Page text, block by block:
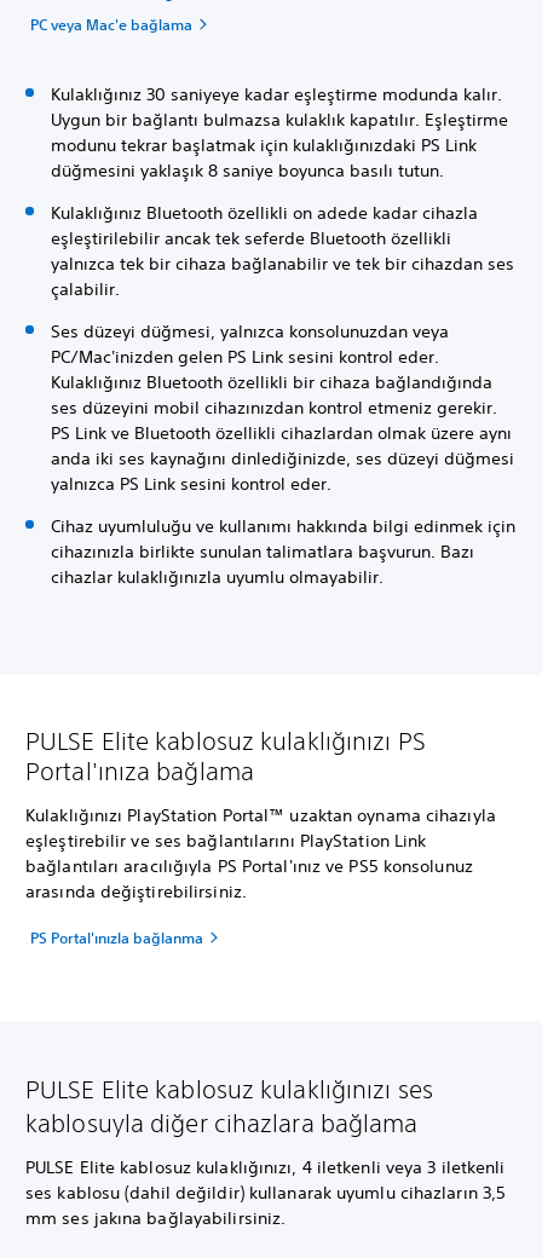
PC veya Mac'e bağlama
Kulaklığınız 30 saniyeye kadar eşleştirme modunda kalır.
Uygun bir bağlantı bulmazsa kulaklık kapatılır. Eşleştirme
modunu tekrar başlatmak için kulaklığınızdaki PS Link
düğmesini yaklaşık 8 saniye boyunca basılı tutun.
Kulaklığınız Bluetooth özellikli on adede kadar cihazla
eşleştirilebilir ancak tek seferde Bluetooth özellikli
yalnızca tek bir cihaza bağlanabilir ve tek bir cihazdan ses
çalabilir.
Ses düzeyi düğmesi, yalnızca konsolunuzdan veya
PC/Mac'inizden gelen PS Link sesini kontrol eder.
Kulaklığınız Bluetooth özellikli bir cihaza bağlandığında
ses düzeyini mobil cihazınızdan kontrol etmeniz gerekir.
PS Link ve Bluetooth özellikli cihazlardan olmak üzere aynı
anda iki ses kaynağını dinlediğinizde, ses düzeyi düğmesi
yalnızca PS Link sesini kontrol eder.
Cihaz uyumluluğu ve kullanımı hakkında bilgi edinmek için
cihazınızla birlikte sunulan talimatlara başvurun. Bazı
cihazlar kulaklığınızla uyumlu olmayabilir.
PULSE Elite kablosuz kulaklığınızı PS
Portal'ınıza bağlama
Kulaklığınızı PlayStation Portal™ uzaktan oynama cihazıyla
eşleştirebilir ve ses bağlantılarını PlayStation Link
bağlantıları aracılığıyla PS Portal'ınız ve PS5 konsolunuz
arasında değiştirebilirsiniz.
PS Portal'ınızla bağlanma
PULSE Elite kablosuz kulaklığınızı ses
kablosuyla diğer cihazlara bağlama
PULSE Elite kablosuz kulaklığınızı, 4 iletkenli veya 3 iletkenli
ses kablosu (dahil değildir) kullanarak uyumlu cihazların 3,5
mm ses jakına bağlayabilirsiniz.